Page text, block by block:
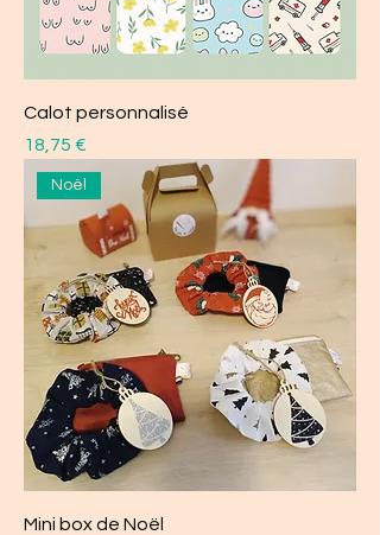
Calot personnalisé
Prix
18,75 €
Noël
Mini box de Noël